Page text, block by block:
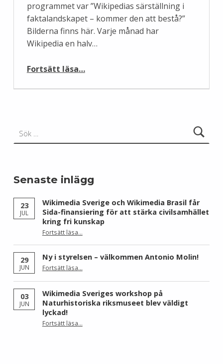
programmet var ”Wikipedias särställning i
faktalandskapet – kommer den att bestå?”
Bilderna finns här. Varje månad har
Wikipedia en halv…
Fortsätt läsa…
Senaste inlägg
23
JUL
Wikimedia Sverige och Wikimedia Brasil får
Sida-finansiering för att stärka civilsamhället
kring fri kunskap
Fortsätt läsa“Wikimedia Sverige och Wikimedia Brasil får Sida-finansiering för att stärka civilsamhället kring fri kunskap”
…
29
JUN
Ny i styrelsen – välkommen Antonio Molin!
Fortsätt läsa“Ny i styrelsen – välkommen Antonio Molin!”
…
03
JUN
Wikimedia Sveriges workshop på
Naturhistoriska riksmuseet blev väldigt
lyckad!
Fortsätt läsa“Wikimedia Sveriges workshop på Naturhistoriska riksmuseet blev väldigt lyckad!”
…